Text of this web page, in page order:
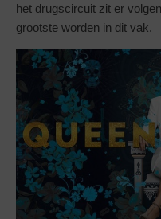
het drugscircuit zit er
grootste worden in dit vak.